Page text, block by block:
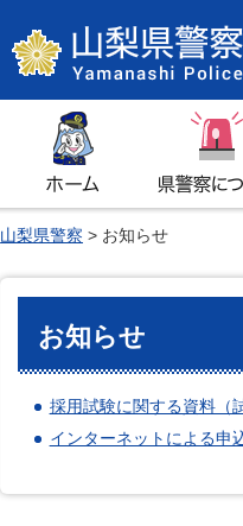
山梨県警察
ホーム 県警察につ
山梨県警察 > お知らせ
お知らせ
採用試験に関する資料（
インターネットによる申